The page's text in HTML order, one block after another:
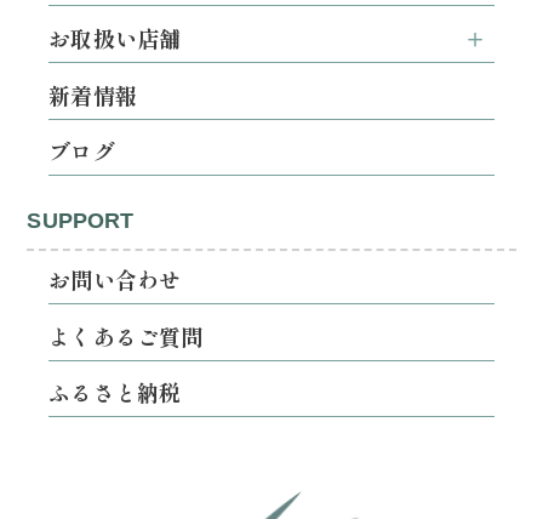
お取扱い店舗
新着情報
ブログ
SUPPORT
お問い合わせ
よくあるご質問
ふるさと納税